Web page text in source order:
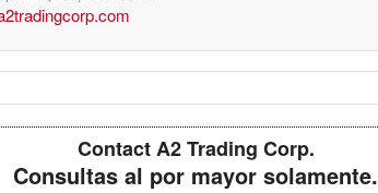
Contact A2 Trading Corp.
Consultas al por mayor solamente.